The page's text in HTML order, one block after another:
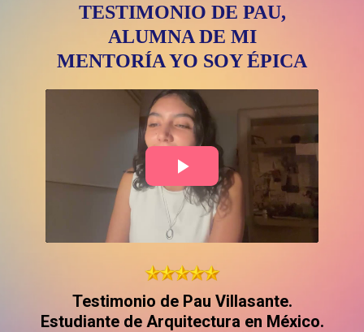
TESTIMONIO DE PAU,
ALUMNA DE MI
MENTORÍA YO SOY ÉPICA
Testimonio de Pau Villasante.
Estudiante de Arquitectura en México.